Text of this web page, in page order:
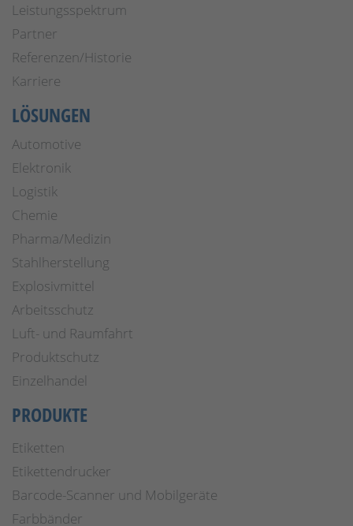
Leistungsspektrum
Partner
Referenzen/Historie
Karriere
LÖSUNGEN
Automotive
Elektronik
Logistik
Chemie
Pharma/Medizin
Stahlherstellung
Explosivmittel
Arbeitsschutz
Luft- und Raumfahrt
Produktschutz
Einzelhandel
PRODUKTE
Etiketten
Etikettendrucker
Barcode-Scanner und Mobilgeräte
Farbbänder